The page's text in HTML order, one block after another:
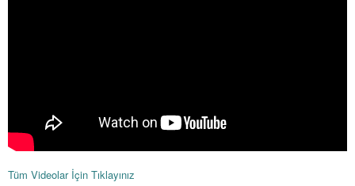
Tüm Videolar İçin Tıklayınız